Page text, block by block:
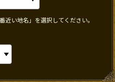
い地名」を選択してください。